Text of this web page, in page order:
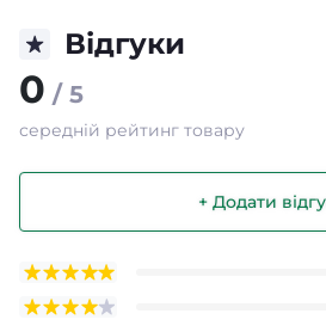
Відгуки
0 / 5
середній рейтинг товару
+ Додати